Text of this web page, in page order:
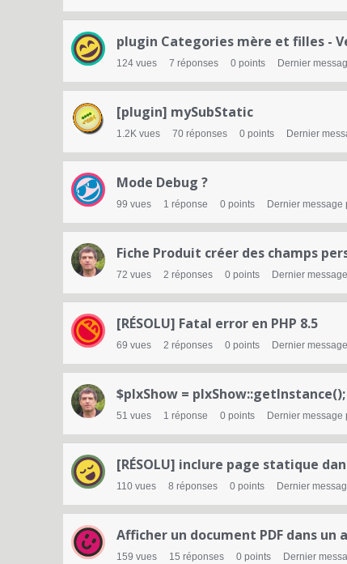
o
n
s
plugin Categories mère et filles -
124 vues 7 réponses 0 points Dernier
[plugin] mySubStatic
1.2K vues 70 réponses 0 points Dernier
Mode Debug ?
99 vues 1 réponse 0 points Dernier message
Fiche Produit créer des champs
72 vues 2 réponses 0 points Dernier
[RÉSOLU] Fatal error en PHP 8.5
69 vues 2 réponses 0 points Dernier
$plxShow = plxShow::getInstance();
51 vues 1 réponse 0 points Dernier message
[RÉSOLU] inclure page statique
110 vues 8 réponses 0 points Dernier
Afficher un document PDF dans un
159 vues 15 réponses 0 points Dernier